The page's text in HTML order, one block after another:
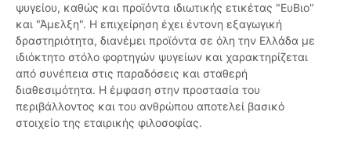
ψυγείου, καθώς και προϊόντα ιδιωτικής ετικέτας "ΕυΒιο"
και "Άμελξη". Η επιχείρηση έχει έντονη εξαγωγική
δραστηριότητα, διανέμει προϊόντα σε όλη την Ελλάδα με
ιδιόκτητο στόλο φορτηγών ψυγείων και χαρακτηρίζεται
από συνέπεια στις παραδόσεις και σταθερή
διαθεσιμότητα. Η έμφαση στην προστασία του
περιβάλλοντος και του ανθρώπου αποτελεί βασικό
στοιχείο της εταιρικής φιλοσοφίας.